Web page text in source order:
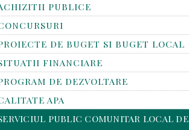
PUBLICE
DE BUGET SI BUGET LOCAL
FINANCIARE
DE DEZVOLTARE
APA
PUBLIC COMUNITAR LOCAL DE